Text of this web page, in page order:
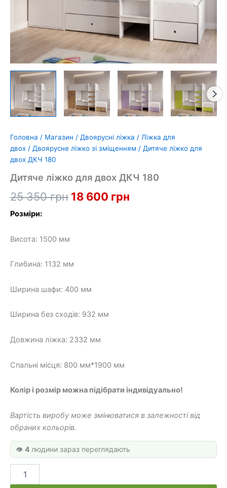
Головна / Магазин / Двоярусні ліжка / Ліжка для
двох / Двоярусне ліжко зі зміщенням / Дитяче ліжко для
двох ДКЧ 180
Дитяче ліжко для двох ДКЧ 180
25 350грн Оригінальна
18 600 грн
Розміри:
Висота: 1500 мм
Глибина: 1132 мм
Ширина шафи: 400 мм
Ширина без сходів: 932 мм
Довжина ліжка: 2332 мм
Спальні місця: 800 мм*1900 мм
Колір і розмір можна підібрати індивідуально!
Вартість виробу може змінюватися в залежності від
обраних кольорів.
👁️ 4 людини зараз переглядають
ліжко